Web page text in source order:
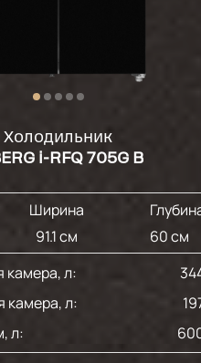
Холодильник
i-RFQ 705G B
Ширина
91.1 см
60 см
камера, л:
камера, л:
л: